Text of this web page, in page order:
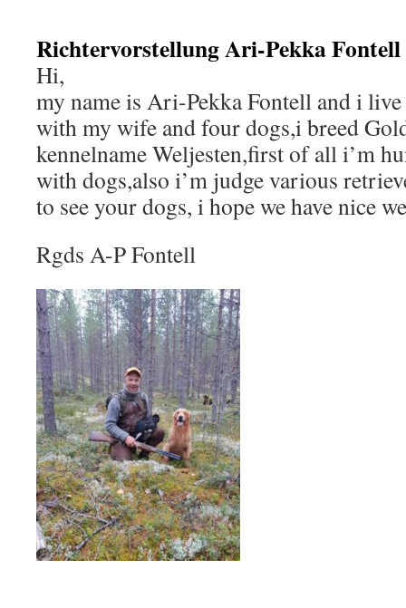
Richtervorstellung Ari-Pekka Fontell
Hi,
my name is Ari-Pekka Fontell and i
with my wife and four dogs,i breed
kennelname Weljesten,first of all i’m
with dogs,also i’m judge various
to see your dogs, i hope we have nice
Rgds A-P Fontell